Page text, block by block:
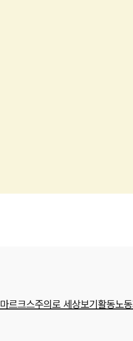
마르크스주의로 세상보기활동노